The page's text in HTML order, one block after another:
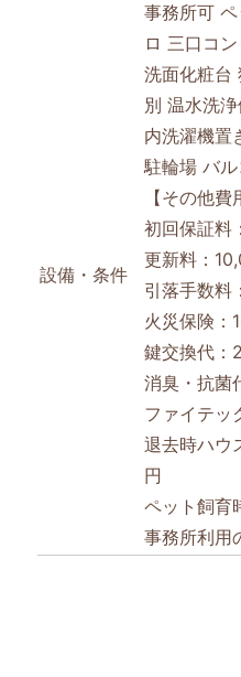
設備・条件
事務所可
ロ 三口コン
洗面化粧台
別 温水洗
内洗濯機置
駐輪場 バ
【その他費
初回保証料
更新料：
引落手数料
火災保険：
鍵交換代：
消臭・抗菌
ファイテッ
退去時ハウ
円
ペット飼育
事務所利用